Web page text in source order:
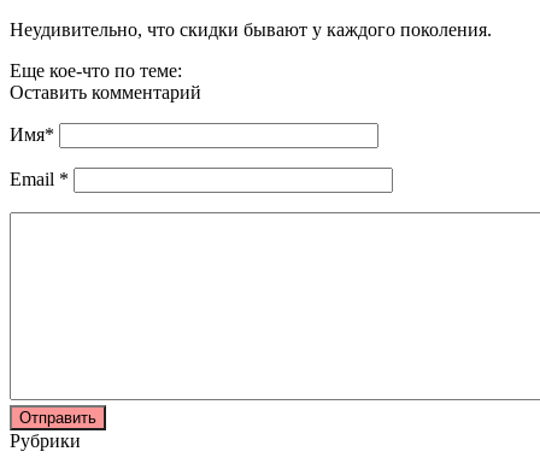
Неудивительно, что скидки бывают у каждого поколения.
Еще кое-что по теме:
Оставить комментарий
Имя*
Email *
Рубрики